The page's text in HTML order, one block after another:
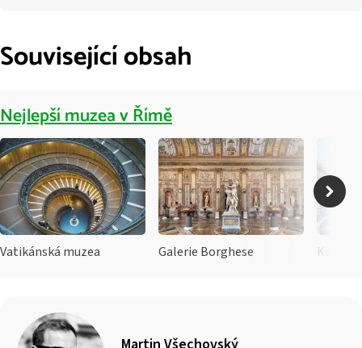
Související obsah
Nejlepší muzea v Římě
Vatikánská muzea Galerie Borghese